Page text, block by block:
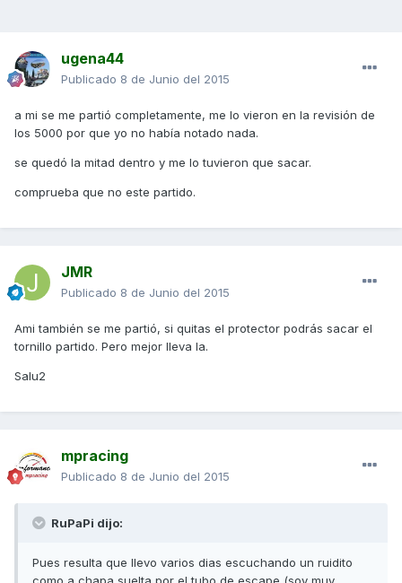
ugena44
Publicado 8 de Junio del 2015
a mi se me partió completamente, me lo vieron en la revisión de
los 5000 por que yo no había notado nada.
se quedó la mitad dentro y me lo tuvieron que sacar.
comprueba que no este partido.
JMR
Publicado 8 de Junio del 2015
Ami también se me partió, si quitas el protector podrás sacar el
tornillo partido. Pero mejor lleva la.
Salu2
mpracing
Publicado 8 de Junio del 2015
RuPaPi dijo:
Pues resulta que llevo varios dias escuchando un ruidito